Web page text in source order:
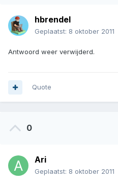
hbrendel
Geplaatst: 8 oktober 2011
Antwoord weer verwijderd.
Quote
0
Ari
Geplaatst: 8 oktober 2011